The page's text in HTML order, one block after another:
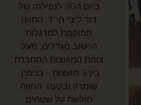
ביום ה30 לנפילתו של
דוד ליבי הי"ד. החווה
ממוקמת למרגלות
היישוב מגדלים, מעל
צומת המועצות המחברת
בין 3 מועצות - בנימין,
שומרון ובקעה. החווה
חולשת על שטחים